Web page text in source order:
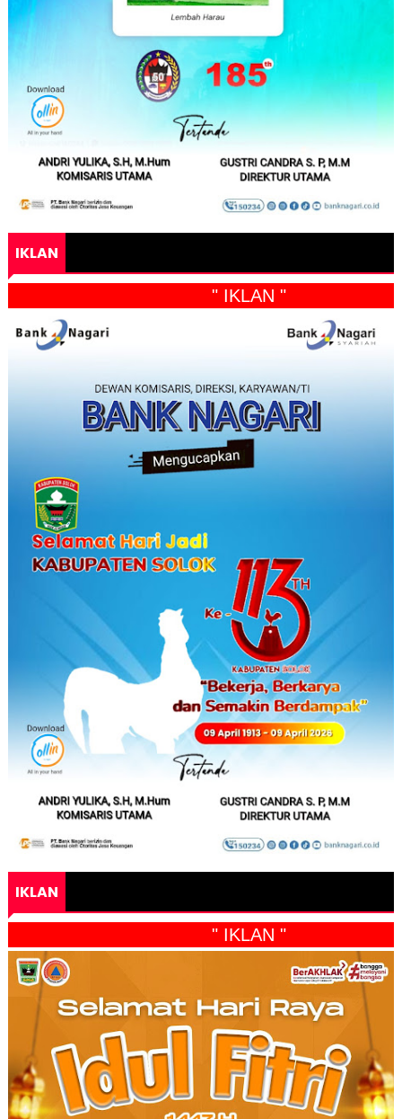
IKLAN
" IKLAN "
IKLAN
" IKLAN "